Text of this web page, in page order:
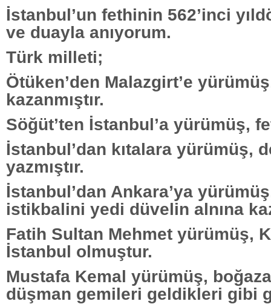
İstanbul’un fethinin 562’inci
ve duayla anıyorum.
Türk milleti;
Ötüken’den Malazgirt’e
kazanmıştır.
Söğüt’ten İstanbul’a yürümüş,
İstanbul’dan kıtalara yürümüş,
yazmıştır.
İstanbul’dan Ankara’ya
istikbalini yedi düvelin alnına
Fatih Sultan Mehmet yürümüş,
İstanbul olmuştur.
Mustafa Kemal yürümüş,
düşman gemileri geldikleri gibi